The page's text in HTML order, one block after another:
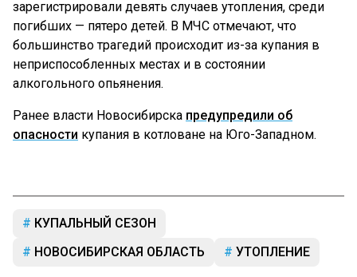
зарегистрировали девять случаев утопления, среди
погибших — пятеро детей. В МЧС отмечают, что
большинство трагедий происходит из-за купания в
неприспособленных местах и в состоянии
алкогольного опьянения.
Ранее власти Новосибирска предупредили об
опасности купания в котловане на Юго-Западном.
КУПАЛЬНЫЙ СЕЗОН
НОВОСИБИРСКАЯ ОБЛАСТЬ
УТОПЛЕНИЕ